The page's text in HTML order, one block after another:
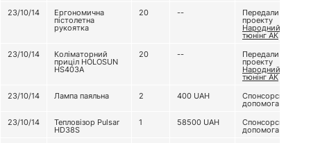
23/10/14
Ергономична
пістолетна
рукоятка
20 -- Передали з
проекту
Народний
тюнінг АК
23/10/14
Коліматорний
приціл HOLOSUN
HS403A
20 -- Передали з
проекту
Народний
тюнінг АК
23/10/14
Лампа паяльна 2 400 UAH Спонсорська
допомога
23/10/14
Тепловізор Pulsar
HD38S
1 58500 UAH Спонсорська
допомога